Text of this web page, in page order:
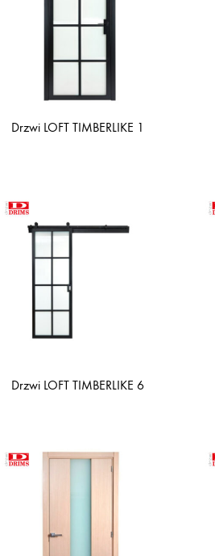
Drzwi LOFT TIMBERLIKE 1
Drzwi LOFT TIMBERLIKE 6